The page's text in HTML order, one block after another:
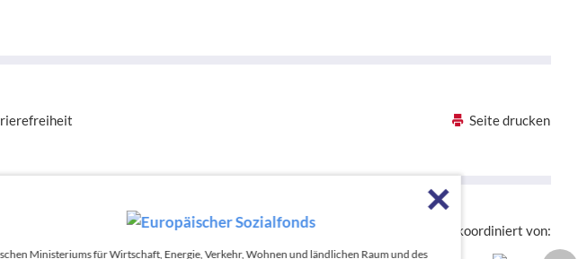
Ministeriums für Wirtschaft, Energie, Verkehr, Wohnen und ländlichen Raum und des
Seite drucken
Die hessenweite Strategie OloV wird koordiniert von: